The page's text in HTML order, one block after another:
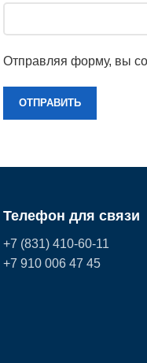
Отправляя форму, вы
Телефон для связи
+7 (831) 410-60-11
+7 910 006 47 45